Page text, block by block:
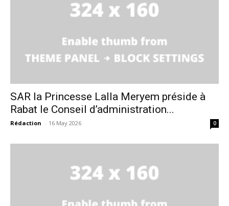
SAR la Princesse Lalla Meryem préside à
Rabat le Conseil d’administration...
Rédaction - 16 May 2026 0